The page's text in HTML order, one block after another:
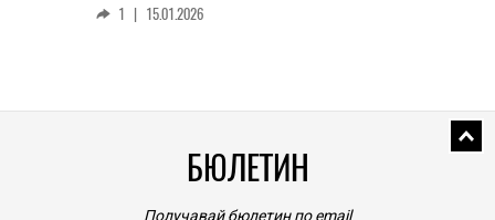
1 | 15.01.2026
БЮЛЕТИН
Получавай бюлетин по email